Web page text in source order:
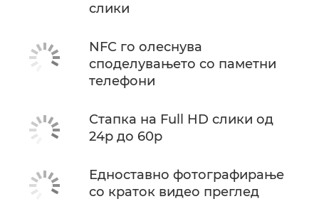
слики
NFC го олеснува
споделувањето со паметни
телефони
Стапка на Full HD слики од
24p до 60p
Едноставно фотографирање
со краток видео преглед